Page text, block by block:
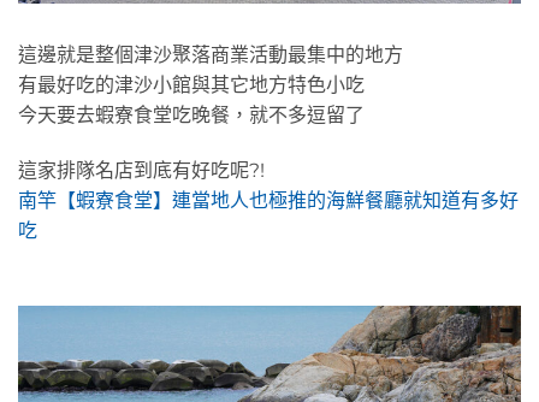
這邊就是整個津沙聚落商業活動最集中的地方
有最好吃的津沙小館與其它地方特色小吃
今天要去蝦寮食堂吃晚餐，就不多逗留了
這家排隊名店到底有好吃呢?!
南竿【蝦寮食堂】連當地人也極推的海鮮餐廳就知道有多好
吃